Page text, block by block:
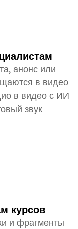
анонс или
в видео
в видео с ИИ
звук
курсов
и фрагменты